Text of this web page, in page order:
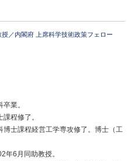
／内閣府 上席科学技術政策フェロー
業。
程修了。
士課程経営工学専攻修了。博士（工
年6月同助教授。